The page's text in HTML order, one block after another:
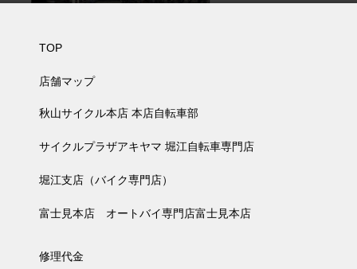
知らせ
TOP
店舗マップ
秋山サイクル本店 本店自転車部
サイクルプラザアキヤマ 堀江自転車専門店
堀江支店（バイク専門店）
富士見本店 オートバイ専門店富士見本店
修理代金